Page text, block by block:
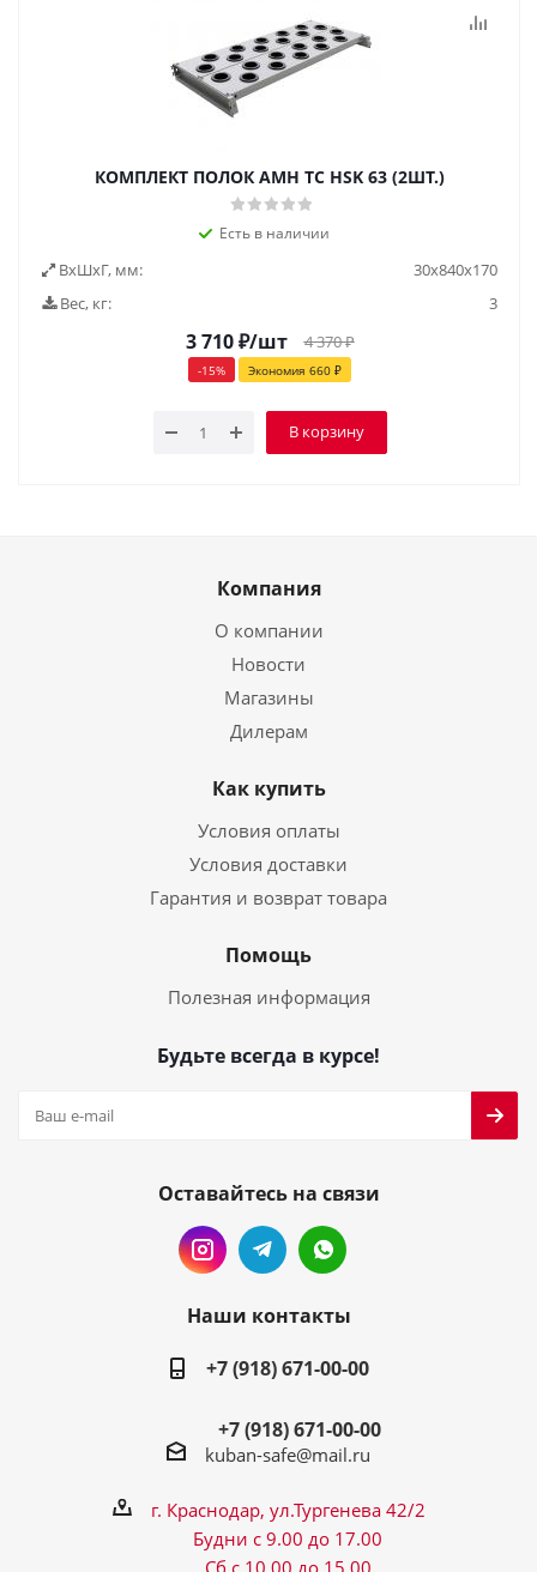
КОМПЛЕКТ ПОЛОК AMH TC HSK 63 (2ШТ.)
Есть в наличии
ВxШxГ, мм:
30x840x170
Вес, кг:
3
3 710₽/шт 4 370₽
-15% Экономия 660 ₽
В корзину
Компания
О компании
Новости
Магазины
Дилерам
Как купить
Условия оплаты
Условия доставки
Гарантия и возврат товара
Помощь
Полезная информация
Будьте всегда в курсе!
Оставайтесь на связи
Наши контакты
+7 (918) 671-00-00
+7 (918) 671-00-00
kuban-safe@mail.ru
г. Краснодар, ул.Тургенева 42/2
Будни с 9.00 до 17.00
Сб с 10.00 до 15.00